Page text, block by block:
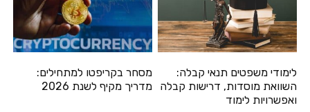
לימודי משפטים תנאי קבלה:
השוואת מוסדות, דרישות קבלה
ואפשרויות לימוד
מסחר בקריפטו למתחילים:
מדריך מקיף לשנת 2026